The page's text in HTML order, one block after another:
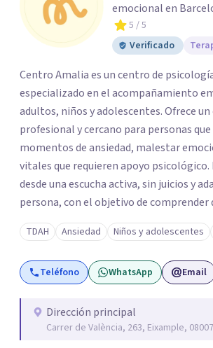
emocional en
5 / 5
Verificado
Centro Amalia es un centro de
especializado en el acompañamiento
adultos, niños y adolescentes. Ofrece
profesional y cercano para personas
momentos de ansiedad, malestar
vitales que requieren apoyo psicológico. El equipo trabaja
desde una escucha activa, sin juicios y
persona, con el objetivo de comprender
ocurriendo y facilitar herramientas para
mayor equilibrio y bienestar. La
un entorno confidencial y tranquilo,
las necesidades de cada proceso terapéutico. En
el trauma, la depresión y otros retos
como procesos de crecimiento personal
TDAH Ansiedad Niños y adolescentes
Teléfono WhatsApp Email
Dirección principal
Carrer de València, 263, Eixample,